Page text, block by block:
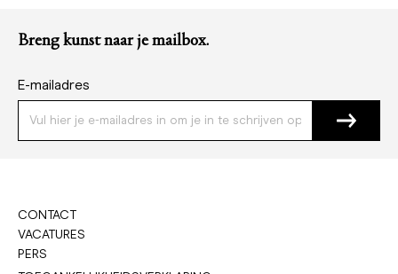
Breng kunst naar je mailbox.
E-mailadres
CONTACT
VACATURES
PERS